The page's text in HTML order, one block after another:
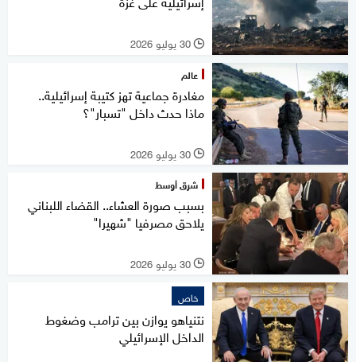
l 30 يوليو 2026
عالم
مغادرة جماعية تهز كتيبة إسرائيلية..
ماذا حدث داخل "تسبار"؟
l 30 يوليو 2026
شرق أوسط
بسبب صورة العشاء.. القضاء اللبناني
يلاحق مصرفيا "شهيرا"
l 30 يوليو 2026
خاص
نتنياهو يوازن بين ترامب وضغوط
الداخل الإسرائيلي